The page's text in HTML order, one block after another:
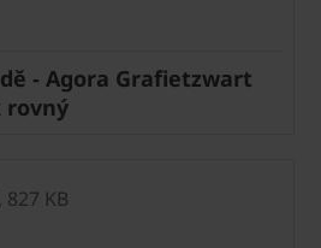
- Agora Grafietzwart
rovný
827 KB